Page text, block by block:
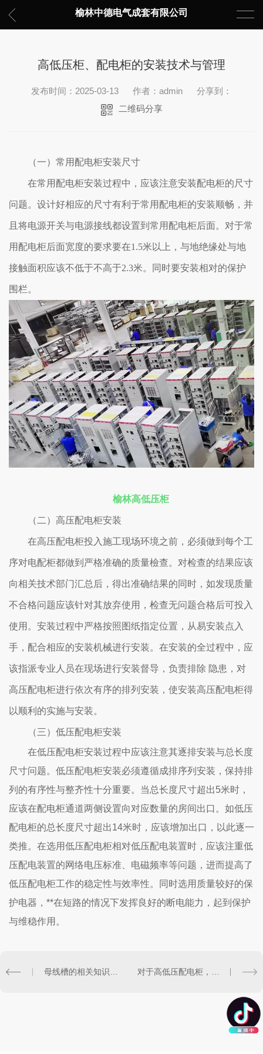
榆林中德电气成套有限公司
高低压柜、配电柜的安装技术与管理
发布时间：2025-03-13 作者：admin
分享到：
二维码分享
（一）常用配电柜安装尺寸
在常用配电柜安装过程中，应该注意安装配电柜的尺寸
问题。设计好相应的尺寸有利于常用配电柜的安装顺畅，并
且将电源开关与电源接线都设置到常用配电柜后面。对于常
用配电柜后面宽度的要求要在1.5米以上，与地绝缘处与地
接触面积应该不低于不高于2.3米。同时要安装相对的保护
围栏。
榆林高低压柜
（二）高压配电柜安装
在高压配电柜投入施工现场环境之前，必须做到每个工
序对电配柜都做到严格准确的质量檢查。对检查的结果应该
向相关技术部门汇总后，得出准确结果的同时，如发现质量
不合格问题应该针对其放弃使用，检查无问题合格后可投入
使用。安装过程中严格按照图纸指定位置，从易安装点入
手，配合相应的安装机械进行安装。在安装的全过程中，应
该指派专业人员在现场进行安装督导，负责排除 隐患，对
高压配电柜进行依次有序的排列安装，使安装高压配电柜得
以顺利的实施与安装。
（三）低压配电柜安装
在低压配电柜安装过程中应该注意其逐排安装与总长度
尺寸问题。低压配电柜安装必须遵循成排序列安装，保持排
列的有序性与整齐性十分重要。当总长度尺寸超出5米时，
应该在配电柜通道两侧设置向对应数量的房间出口。如低压
配电柜的总长度尺寸超出14米时，应该增加出口，以此逐一
类推。在选用低压配电柜相对低压配电装置时，应该注重低
压配电装置的网络电压标准、电磁频率等问题，进而提高了
低压配电柜工作的稳定性与效率性。同时选用质量较好的保
护电器，**在短路的情况下发挥良好的断电能力，起到保护
与维稳作用。
母线槽的相关知识，小编带您了解 对于高低压配电柜，你了解多少呢？